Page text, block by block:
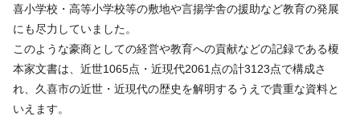
喜小学校・高等小学校等の敷地や言揚学舎の援助など教育の発展
にも尽力していました。
このような豪商としての経営や教育への貢献などの記録である榎
本家文書は、近世1065点・近現代2061点の計3123点で構成さ
れ、久喜市の近世・近現代の歴史を解明するうえで貴重な資料と
いえます。